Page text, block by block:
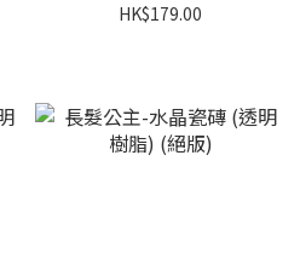
HK$179.00